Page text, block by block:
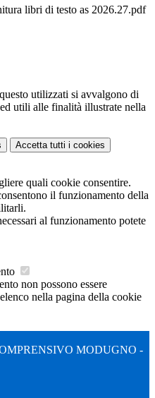
libri di testo as 2026.27.pdf
utilizzati si avvalgono di
utili alle finalità illustrate nella
Accetta tutti i cookies
quali cookie consentire.
il funzionamento della
al funzionamento potete
non possono essere
nella pagina della cookie
MODUGNO -